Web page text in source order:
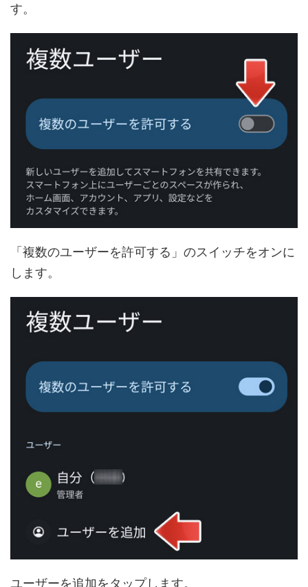
す。
「複数のユーザーを許可する」のスイッチをオンに
します。
ユーザーを追加をタップします。